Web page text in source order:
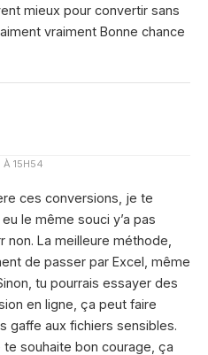
mieux pour convertir sans
vraiment Bonne chance
15H54
ces conversions, je te
le même souci y’a pas
non. La meilleure méthode,
de passer par Excel, même
tu pourrais essayer des
en ligne, ça peut faire
gaffe aux fichiers sensibles.
souhaite bon courage, ça